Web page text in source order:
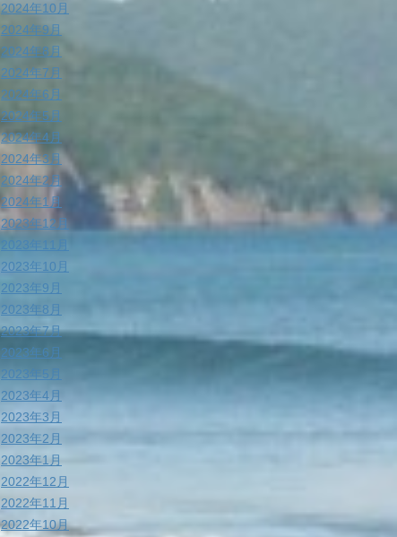
2024年10月
2024年9月
2024年8月
2024年7月
2024年6月
2024年5月
2024年4月
2024年3月
2024年2月
2024年1月
2023年12月
2023年11月
2023年10月
2023年9月
2023年8月
2023年7月
2023年6月
2023年5月
2023年4月
2023年3月
2023年2月
2023年1月
2022年12月
2022年11月
2022年10月